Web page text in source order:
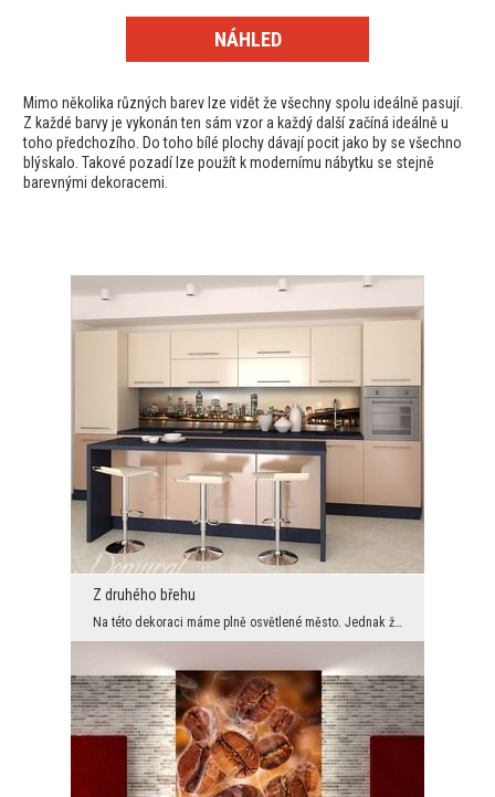
NÁHLED
Mimo několika různých barev lze vidět že všechny spolu ideálně pasují.
Z každé barvy je vykonán ten sám vzor a každý další začíná ideálně u
toho předchozího. Do toho bílé plochy dávají pocit jako by se všechno
blýskalo. Takové pozadí lze použít k modernímu nábytku se stejně
barevnými dekoracemi.
Z druhého břehu
Na této dekoraci máme plně osvětlené město. Jednak že my jej můžeme obdivovat z druhého břehu řek...